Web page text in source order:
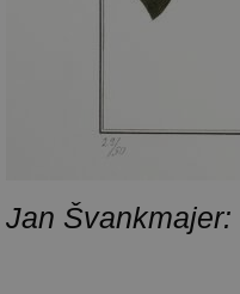
Jan